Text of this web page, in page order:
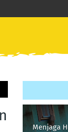
Menjaga